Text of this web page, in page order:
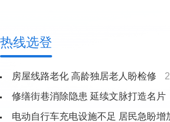
热线选登
​房屋线路老化 高龄独居老人盼检修
修缮街巷消除隐患 延续文脉打造名片
电动自行车充电设施不足 居民急盼增